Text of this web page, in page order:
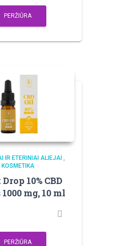
PERŽIŪRA
IR ETERINIAI ALIEJAI ,
KOSMETIKA
10% CBD
mg, 10 ml
PERŽIŪRA